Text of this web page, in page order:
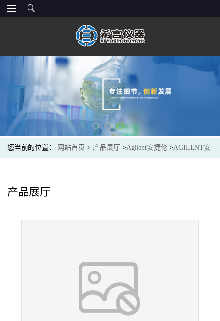
您当前的位置： 网站首页 > 产品展厅 >Agilent安捷伦 >AGILENT安
产品展厅